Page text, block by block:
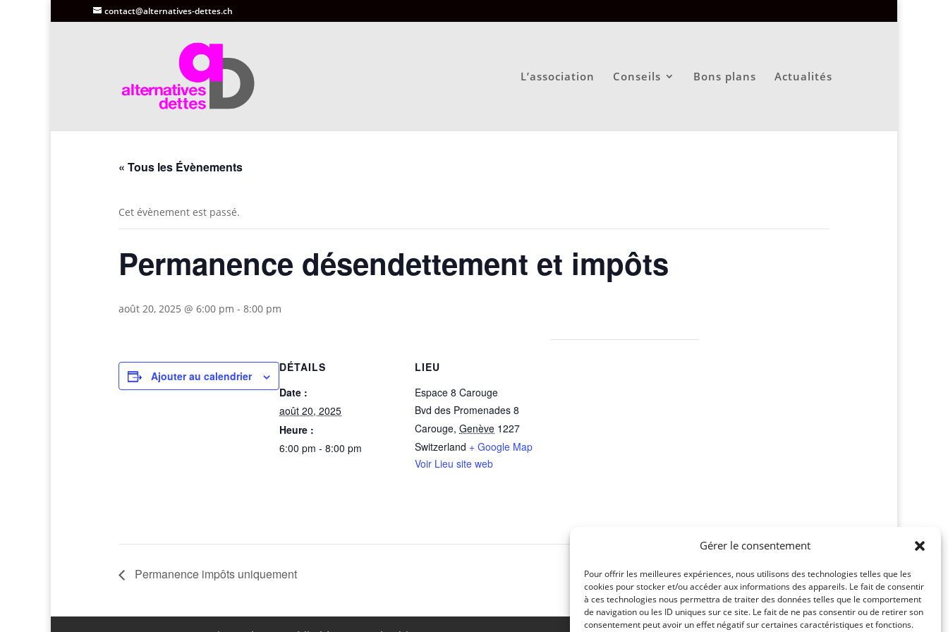
Gérer le consentement
Pour offrir les meilleures expériences, nous utilisons des technologies telles que les
cookies pour stocker et/ou accéder aux informations des appareils. Le fait de consentir
à ces technologies nous permettra de traiter des données telles que le comportement
de navigation ou les ID uniques sur ce site. Le fait de ne pas consentir ou de retirer son
consentement peut avoir un effet négatif sur certaines caractéristiques et fonctions.
contact@alternatives-dettes.ch
L’association Conseils Bons plans Actualités
« Tous les Évènements
Cet évènement est passé.
Permanence désendettement et impôts
août 20, 2025 @ 6:00 pm - 8:00 pm
Ajouter au calendrier
DÉTAILS
Date :
août 20, 2025
Heure :
6:00 pm - 8:00 pm
LIEU
Espace 8 Carouge
Bvd des Promenades 8
Carouge, Genève 1227
Switzerland + Google Map
Voir Lieu site web
Permanence impôts uniquement Permanence désendettement et impôts